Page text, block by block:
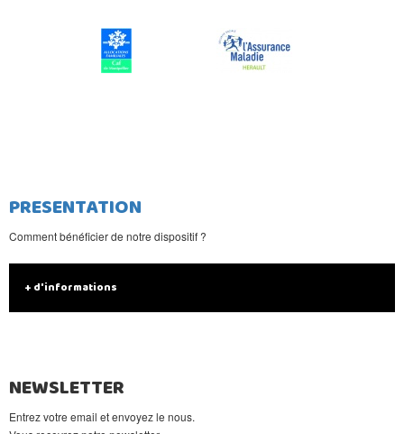
PRESENTATION
Comment bénéficier de notre dispositif ?
+ d'informations
NEWSLETTER
Entrez votre email et envoyez le nous.